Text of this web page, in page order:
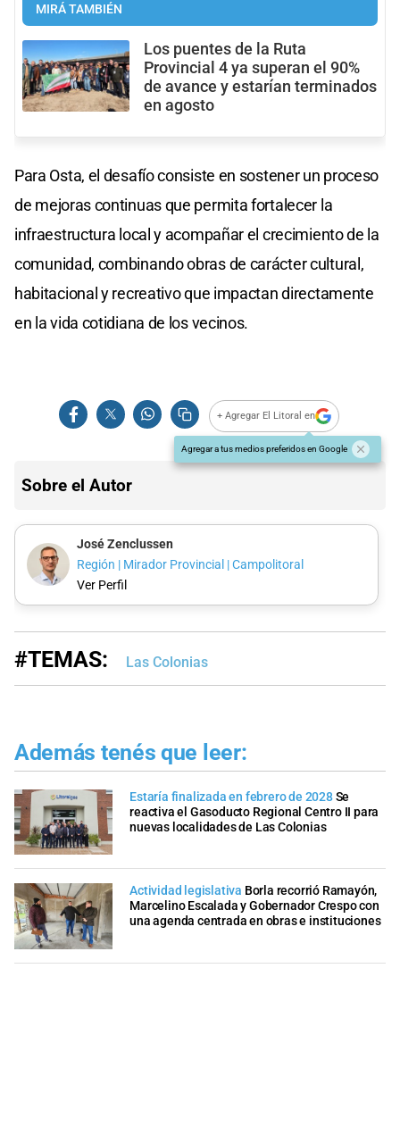
MIRÁ TAMBIÉN
Los puentes de la Ruta
Provincial 4 ya superan el 90%
de avance y estarían terminados
en agosto
Para Osta, el desafío consiste en sostener un proceso
de mejoras continuas que permita fortalecer la
infraestructura local y acompañar el crecimiento de la
comunidad, combinando obras de carácter cultural,
habitacional y recreativo que impactan directamente
en la vida cotidiana de los vecinos.
+ Agregar El Litoral en
Agregar a tus medios preferidos en Google
Sobre el Autor
José Zenclussen
Región | Mirador Provincial | Campolitoral
Ver Perfil
#TEMAS: Las Colonias
Además tenés que leer:
Estaría finalizada en febrero de 2028Se
reactiva el Gasoducto Regional Centro II para
nuevas localidades de Las Colonias
Actividad legislativa Borla recorrió Ramayón,
Marcelino Escalada y Gobernador Crespo con
una agenda centrada en obras e instituciones